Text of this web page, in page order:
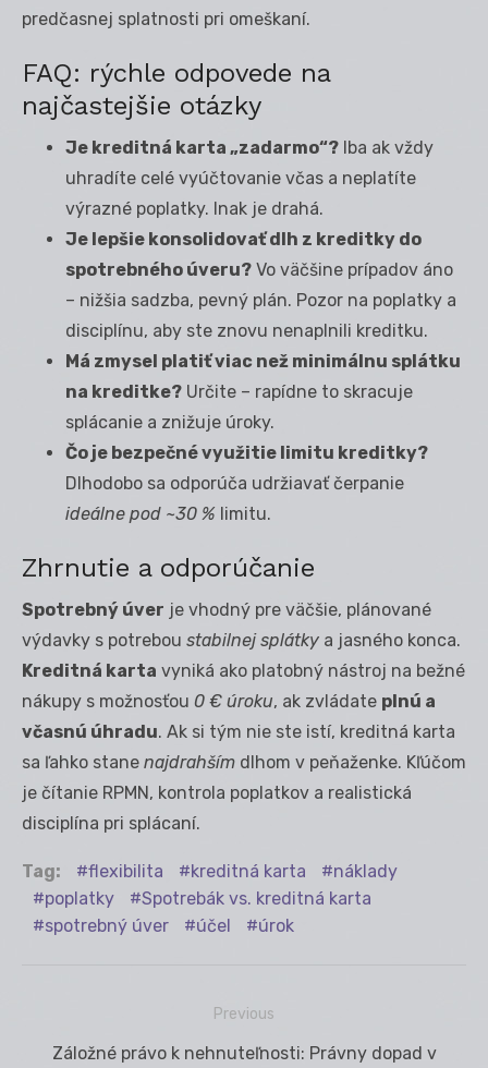
predčasnej splatnosti pri omeškaní.
FAQ: rýchle odpovede na
najčastejšie otázky
Je kreditná karta „zadarmo“? Iba ak vždy
uhradíte celé vyúčtovanie včas a neplatíte
výrazné poplatky. Inak je drahá.
Je lepšie konsolidovať dlh z kreditky do
spotrebného úveru? Vo väčšine prípadov áno
– nižšia sadzba, pevný plán. Pozor na poplatky a
disciplínu, aby ste znovu nenaplnili kreditku.
Má zmysel platiť viac než minimálnu splátku
na kreditke? Určite – rapídne to skracuje
splácanie a znižuje úroky.
Čo je bezpečné využitie limitu kreditky?
Dlhodobo sa odporúča udržiavať čerpanie
ideálne pod ~30 % limitu.
Zhrnutie a odporúčanie
Spotrebný úver je vhodný pre väčšie, plánované
výdavky s potrebou stabilnej splátky a jasného konca.
Kreditná karta vyniká ako platobný nástroj na bežné
nákupy s možnosťou 0 € úroku, ak zvládate plnú a
včasnú úhradu. Ak si tým nie ste istí, kreditná karta
sa ľahko stane najdrahším dlhom v peňaženke. Kľúčom
je čítanie RPMN, kontrola poplatkov a realistická
disciplína pri splácaní.
Tag: flexibilita kreditná karta
náklady
poplatky
Spotrebák vs. kreditná karta
spotrebný úver
účel úrok
Previous
Previous
Záložné právo k nehnuteľnosti: Právny dopad v